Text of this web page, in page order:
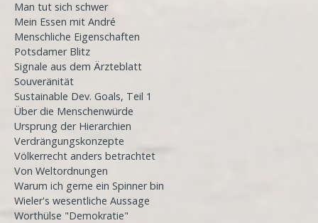
Man tut sich schwer
Mein Essen mit André
Menschliche Eigenschaften
Potsdamer Blitz
Signale aus dem Ärzteblatt
Souveränität
Sustainable Dev. Goals, Teil 1
Über die Menschenwürde
Ursprung der Hierarchien
Verdrängungskonzepte
Völkerrecht anders betrachtet
Von Weltordnungen
Warum ich gerne ein Spinner bin
Wieler's wesentliche Aussage
Worthülse "Demokratie"